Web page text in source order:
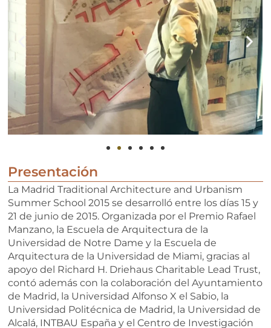
Presentación
La Madrid Traditional Architecture and Urbanism
Summer School 2015 se desarrolló entre los días 15 y
21 de junio de 2015. Organizada por el Premio Rafael
Manzano, la Escuela de Arquitectura de la
Universidad de Notre Dame y la Escuela de
Arquitectura de la Universidad de Miami, gracias al
apoyo del Richard H. Driehaus Charitable Lead Trust,
contó además con la colaboración del Ayuntamiento
de Madrid, la Universidad Alfonso X el Sabio, la
Universidad Politécnica de Madrid, la Universidad de
Alcalá, INTBAU España y el Centro de Investigación